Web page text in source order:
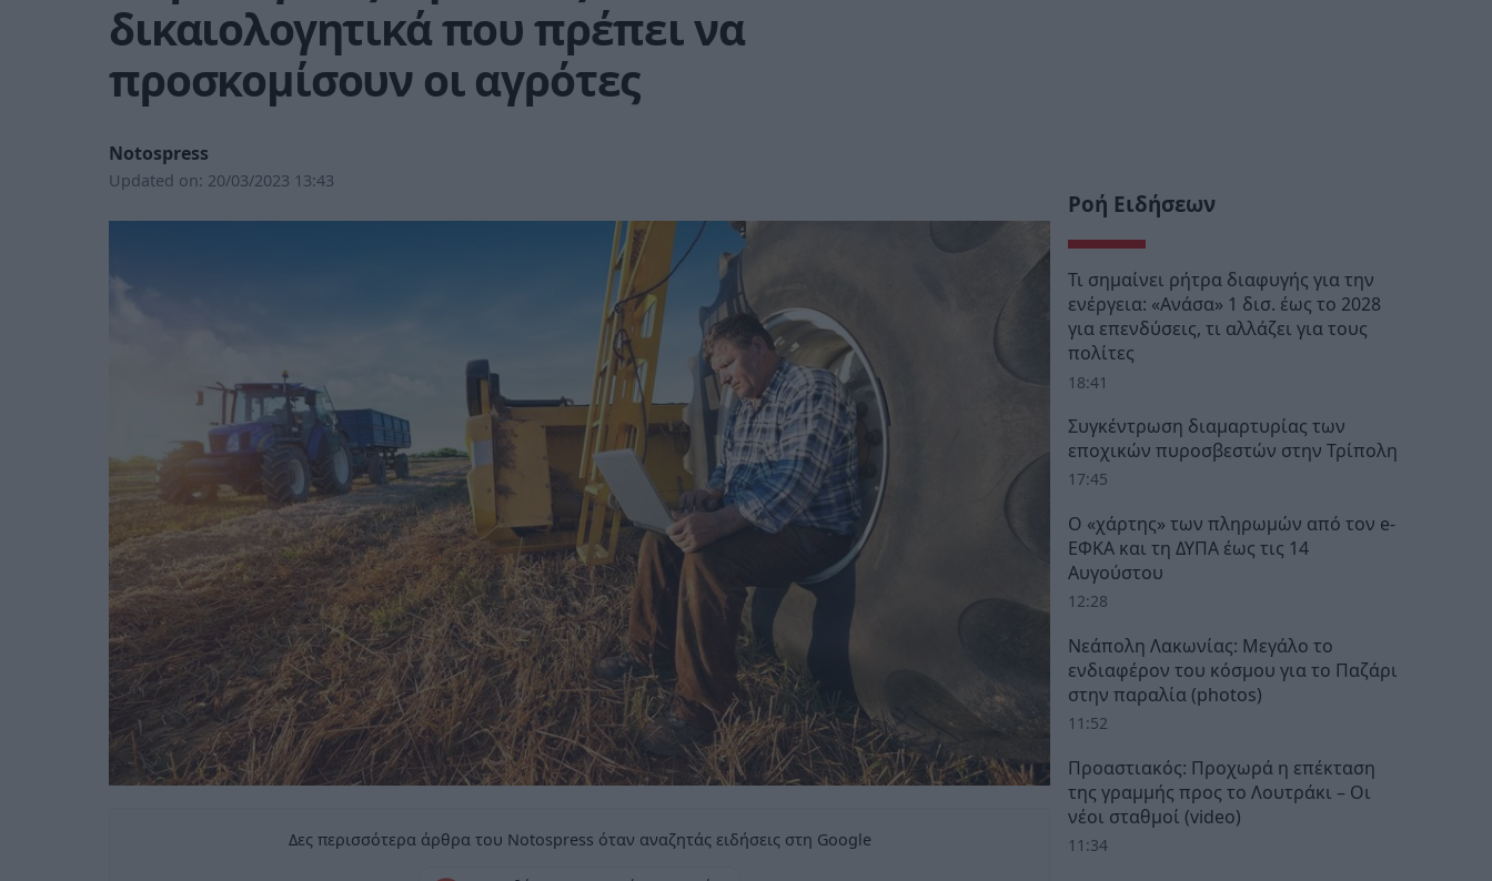
δικαιολογητικά που πρέπει να
προσκομίσουν οι αγρότες
Notospress
Updated on: 20/03/2023 13:43
Δες περισσότερα άρθρα του Notospress όταν αναζητάς ειδήσεις στη Google
Ροή Ειδήσεων
Τι σημαίνει ρήτρα διαφυγής για την
ενέργεια: «Ανάσα» 1 δισ. έως το 2028
για επενδύσεις, τι αλλάζει για τους
πολίτες
18:41
Συγκέντρωση διαμαρτυρίας των
εποχικών πυροσβεστών στην Τρίπολη
17:45
Ο «χάρτης» των πληρωμών από τον e-
ΕΦΚΑ και τη ΔΥΠΑ έως τις 14
Αυγούστου
12:28
Νεάπολη Λακωνίας: Μεγάλο το
ενδιαφέρον του κόσμου για το Παζάρι
στην παραλία (photos)
11:52
Προαστιακός: Προχωρά η επέκταση
της γραμμής προς το Λουτράκι – Οι
νέοι σταθμοί (video)
11:34